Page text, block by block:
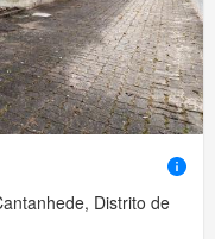
Distrito de